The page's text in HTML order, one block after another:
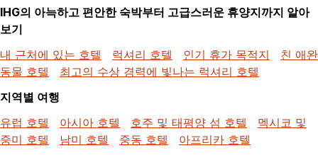
IHG의 아늑하고 편안한 숙박부터 고급스러운 휴양지까지 알아
보기
내 근처에 있는 호텔
럭셔리 호텔 인기 휴가 목적지
친 애완
동물 호텔
최고의 수상 경력에 빛나는 럭셔리 호텔
지역별 여행
유럽 호텔
아시아 호텔 호주 및 태평양 섬 호텔
멕시코 및
중미 호텔
남미 호텔 중동 호텔 아프리카 호텔